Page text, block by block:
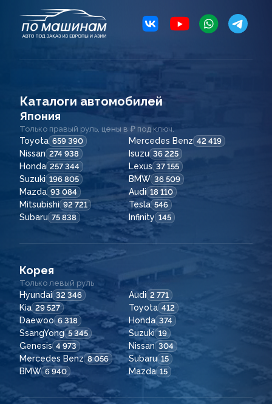
Каталоги автомобилей
Япония
Только правый руль, цены в ₽ под ключ.
Toyota 659 390 Mercedes Benz 42 419
Nissan 274 938 Isuzu 36 225
Honda 257 344 Lexus 37 155
Suzuki 196 805 BMW 36 509
Mazda 93 084 Audi 18 110
Mitsubishi 92 721 Tesla 546
Subaru 75 838 Infinity 145
Корея
Только левый руль
Hyundai 32 346 Audi 2 771
Kia 29 527 Toyota 412
Daewoo 6 318 Honda 374
SsangYong 5 345 Suzuki 19
Genesis 4 973 Nissan 304
Mercedes Benz 8 056 Subaru 15
BMW 6 940 Mazda 15